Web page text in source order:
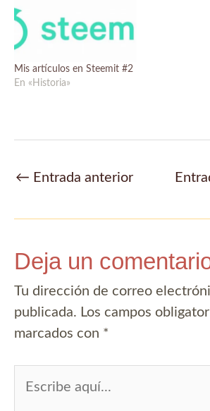
Mis artículos en Steemit #2
En «Historia»
Navegación
← Entrada anterior
Deja un
Tu dirección de correo
publicada. Los campos
marcados con *